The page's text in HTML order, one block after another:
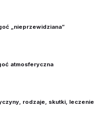
„nieprzewidziana”
atmosferyczna
rodzaje, skutki, leczenie